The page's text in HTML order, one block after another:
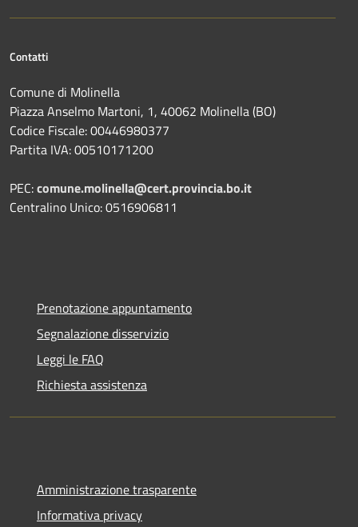
Contatti
Comune di Molinella
Piazza Anselmo Martoni, 1, 40062 Molinella (BO)
Codice Fiscale: 00446980377
Partita IVA: 00510171200
PEC:comune.molinella@cert.provincia.bo.it
Centralino Unico: 0516906811
Prenotazione appuntamento
Segnalazione disservizio
Leggi le FAQ
Richiesta assistenza
Amministrazione trasparente
Informativa privacy